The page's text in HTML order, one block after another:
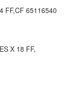
FF,CF 65116540
X 18 FF,